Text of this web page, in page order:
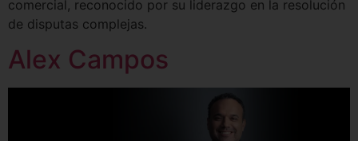
comercial, reconocido por su liderazgo en la resolución
de disputas complejas.
Alex Campos